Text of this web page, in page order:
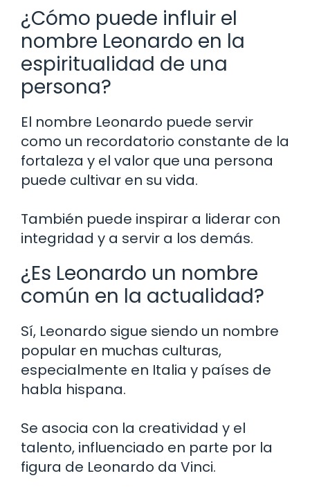
¿Cómo puede influir el
nombre Leonardo en la
espiritualidad de una
persona?
El nombre Leonardo puede servir
como un recordatorio constante de la
fortaleza y el valor que una persona
puede cultivar en su vida.
También puede inspirar a liderar con
integridad y a servir a los demás.
¿Es Leonardo un nombre
común en la actualidad?
Sí, Leonardo sigue siendo un nombre
popular en muchas culturas,
especialmente en Italia y países de
habla hispana.
Se asocia con la creatividad y el
talento, influenciado en parte por la
figura de Leonardo da Vinci.